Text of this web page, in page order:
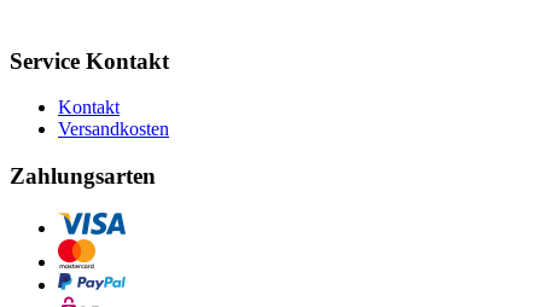
Service Kontakt
Kontakt
Versandkosten
Zahlungsarten